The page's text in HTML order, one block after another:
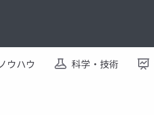
ウハウ 科学・技術